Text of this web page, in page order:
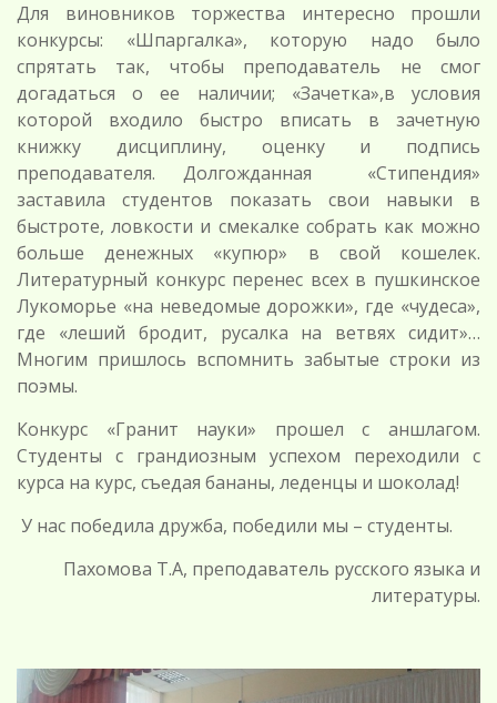
Для виновников торжества интересно прошли
конкурсы: «Шпаргалка», которую надо было
спрятать так, чтобы преподаватель не смог
догадаться о ее наличии; «Зачетка»,в условия
которой входило быстро вписать в зачетную
книжку дисциплину, оценку и подпись
преподавателя. Долгожданная «Стипендия»
заставила студентов показать свои навыки в
быстроте, ловкости и смекалке собрать как можно
больше денежных «купюр» в свой кошелек.
Литературный конкурс перенес всех в пушкинское
Лукоморье «на неведомые дорожки», где «чудеса»,
где «леший бродит, русалка на ветвях сидит»…
Многим пришлось вспомнить забытые строки из
поэмы.
Конкурс «Гранит науки» прошел с аншлагом.
Студенты с грандиозным успехом переходили с
курса на курс, съедая бананы, леденцы и шоколад!
У нас победила дружба, победили мы – студенты.
Пахомова Т.А, преподаватель русского языка и
литературы.